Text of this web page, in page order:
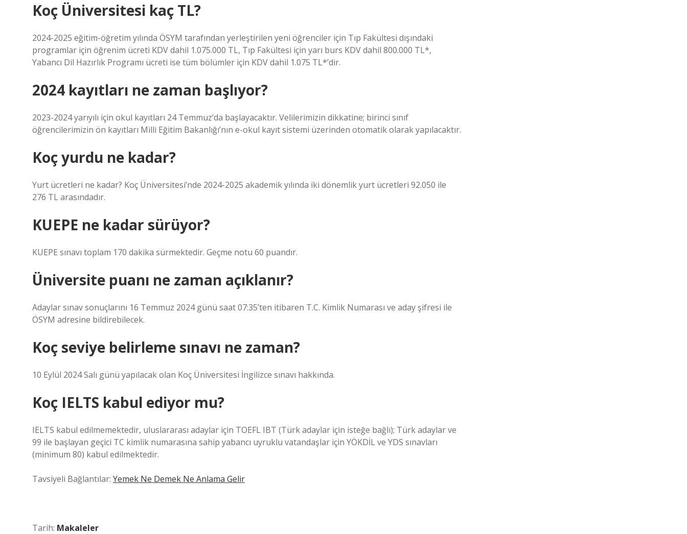
Koç Üniversitesi kaç TL?
2024-2025 eğitim-öğretim yılında ÖSYM tarafından yerleştirilen yeni öğrenciler için Tıp Fakültesi dışındaki
programlar için öğrenim ücreti KDV dahil 1.075.000 TL, Tıp Fakültesi için yarı burs KDV dahil 800.000 TL*,
Yabancı Dil Hazırlık Programı ücreti ise tüm bölümler için KDV dahil 1.075 TL*’dir.
2024 kayıtları ne zaman başlıyor?
2023-2024 yarıyılı için okul kayıtları 24 Temmuz’da başlayacaktır. Velilerimizin dikkatine; birinci sınıf
öğrencilerimizin ön kayıtları Milli Eğitim Bakanlığı’nın e-okul kayıt sistemi üzerinden otomatik olarak yapılacaktır.
Koç yurdu ne kadar?
Yurt ücretleri ne kadar? Koç Üniversitesi’nde 2024-2025 akademik yılında iki dönemlik yurt ücretleri 92.050 ile
276 TL arasındadır.
KUEPE ne kadar sürüyor?
KUEPE sınavı toplam 170 dakika sürmektedir. Geçme notu 60 puandır.
Üniversite puanı ne zaman açıklanır?
Adaylar sınav sonuçlarını 16 Temmuz 2024 günü saat 07:35’ten itibaren T.C. Kimlik Numarası ve aday şifresi ile
ÖSYM adresine bildirebilecek.
Koç seviye belirleme sınavı ne zaman?
10 Eylül 2024 Salı günü yapılacak olan Koç Üniversitesi İngilizce sınavı hakkında.
Koç IELTS kabul ediyor mu?
IELTS kabul edilmemektedir, uluslararası adaylar için TOEFL IBT (Türk adaylar için isteğe bağlı); Türk adaylar ve
99 ile başlayan geçici TC kimlik numarasına sahip yabancı uyruklu vatandaşlar için YÖKDİL ve YDS sınavları
(minimum 80) kabul edilmektedir.
Tavsiyeli Bağlantılar: Yemek Ne Demek Ne Anlama Gelir
Tarih: Makaleler